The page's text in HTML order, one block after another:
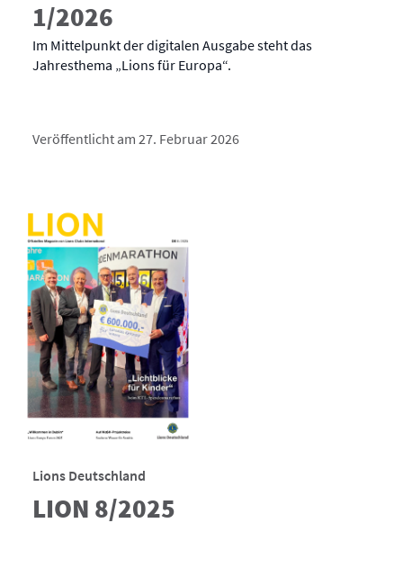
1/2026
Im Mittelpunkt der digitalen Ausgabe steht das
Jahresthema „Lions für Europa“.
Veröffentlicht am 27. Februar 2026
Lions Deutschland
LION 8/2025